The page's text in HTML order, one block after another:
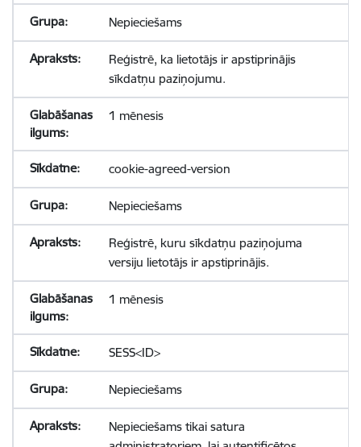
Nepieciešams
Reģistrē, ka lietotājs ir apstiprinājis
sīkdatņu paziņojumu.
1 mēnesis
cookie-agreed-version
Nepieciešams
Reģistrē, kuru sīkdatņu paziņojuma
versiju lietotājs ir apstiprinājis.
1 mēnesis
SESS<ID>
Nepieciešams
Nepieciešams tikai satura